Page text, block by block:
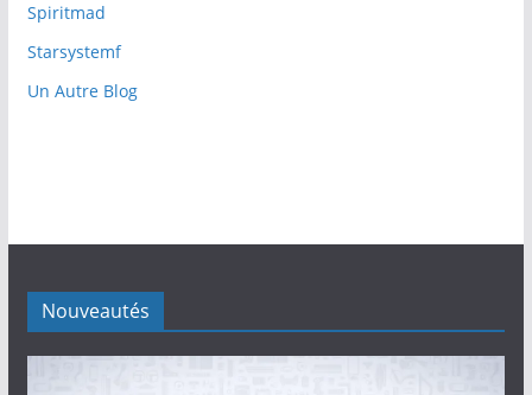
Spiritmad
Starsystemf
Un Autre Blog
Nouveautés